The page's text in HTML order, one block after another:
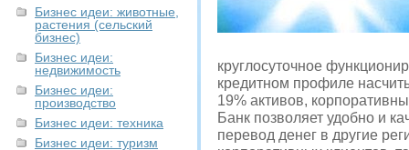
Бизнес идеи: животные,
растения (сельский
бизнес)
Бизнес идеи:
недвижимость
Бизнес идеи:
производство
Бизнес идеи: техника
Бизнес идеи: туризм
круглосуточное
кредитном профиле
19% активов,
Банк позволяет удобно и
перевод денег в другие